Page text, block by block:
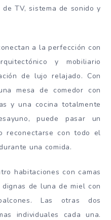
TV, sistema de sonido y
a la perfección con
y mobiliario
de lujo relajado. Con
mesa de comedor con
y una cocina totalmente
puede pasar un
reconectarse con todo el
una comida.
habitaciones con camas
de luna de miel con
Las otras dos
individuales cada una.